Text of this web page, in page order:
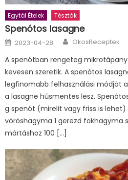
Egytál Ételek Tészták
Spenótos lasagne
Posted
on
2023-04-28 Author
OkosReceptek
A spenótban rengeteg
kevesen szeretik. A spenótos
legfinomabb felhasználási módját
a lasagne húsmentes lesz.
g spenót (mirelit vagy friss is lehet)
vöröshagyma 1 gerezd fokhagyma
mártáshoz 100 […]